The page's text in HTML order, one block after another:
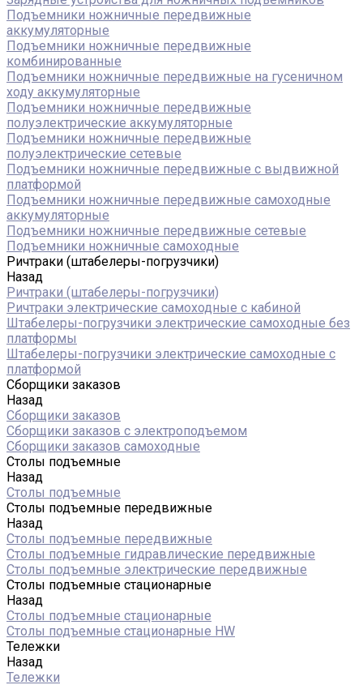
Подъемники ножничные передвижные
аккумуляторные
Подъемники ножничные передвижные
комбинированные
Подъемники ножничные передвижные на гусеничном
ходу аккумуляторные
Подъемники ножничные передвижные
полуэлектрические аккумуляторные
Подъемники ножничные передвижные
полуэлектрические сетевые
Подъемники ножничные передвижные с выдвижной
платформой
Подъемники ножничные передвижные самоходные
аккумуляторные
Подъемники ножничные передвижные сетевые
Подъемники ножничные самоходные
Ричтраки (штабелеры-погрузчики)
Назад
Ричтраки (штабелеры-погрузчики)
Ричтраки электрические самоходные с кабиной
Штабелеры-погрузчики электрические самоходные без
платформы
Штабелеры-погрузчики электрические самоходные с
платформой
Сборщики заказов
Назад
Сборщики заказов
Сборщики заказов с электроподъемом
Сборщики заказов самоходные
Столы подъемные
Назад
Столы подъемные
Столы подъемные передвижные
Назад
Столы подъемные передвижные
Столы подъемные гидравлические передвижные
Столы подъемные электрические передвижные
Столы подъемные стационарные
Назад
Столы подъемные стационарные
Столы подъемные стационарные HW
Тележки
Назад
Тележки